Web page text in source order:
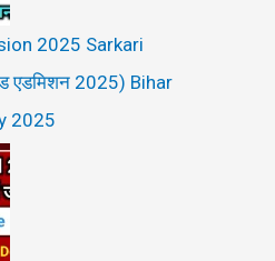
2025 Sarkari
एडमिशन 2025) Bihar
2025